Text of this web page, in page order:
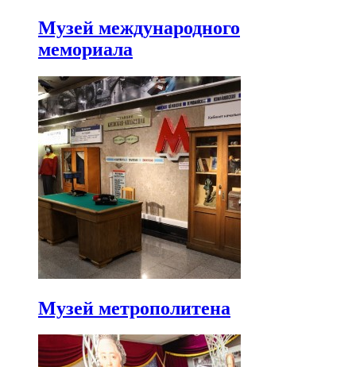
Музей международного
мемориала
Музей метрополитена